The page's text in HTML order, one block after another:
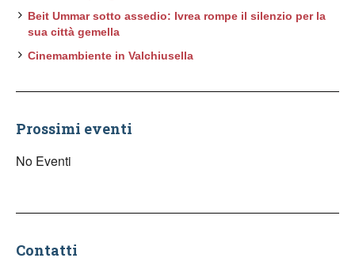
Beit Ummar sotto assedio: Ivrea rompe il silenzio per la
sua città gemella
Cinemambiente in Valchiusella
Prossimi eventi
No Eventi
Contatti